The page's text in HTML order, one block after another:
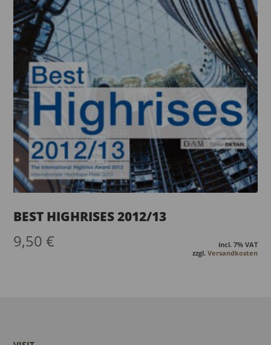
BEST HIGHRISES 2012/13
9,50€
incl. 7% VAT
zzgl. Versandkosten